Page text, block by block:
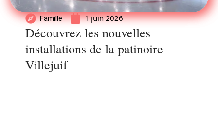
Famille 1 juin 2026
Découvrez les nouvelles
installations de la patinoire
Villejuif